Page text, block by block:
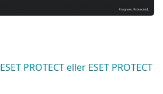
ESET PROTECT eller ESET PROTECT